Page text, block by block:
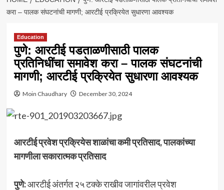
करा – पालक संघटनांची मागणी; आरटीई प्रक्रियेत सुधारणा आवश्यक
Education
पुणे: आरटीई पडताळणीसाठी पालक
प्रतिनिधींचा समावेश करा – पालक संघटनांची
मागणी; आरटीई प्रक्रियेत सुधारणा आवश्यक
Moin Chaudhary December 30, 2024
आरटीई प्रवेश प्रक्रियेस शाळांचा कमी प्रतिसाद, पालकांच्या
मागणीला सकारात्मक प्रतिसाद
पुणे:आरटीई अंतर्गत २५ टक्के राखीव जागांवरील प्रवेश